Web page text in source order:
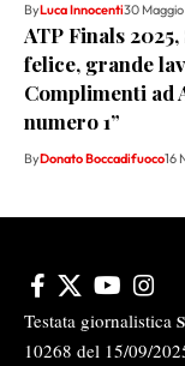
ByLuca Innocenti30
ATP Finals
felice, grande
Complimenti ad
numero 1”
ByDonato Boccadifuoco16
Testata giornalistica
10268 del 15/09/